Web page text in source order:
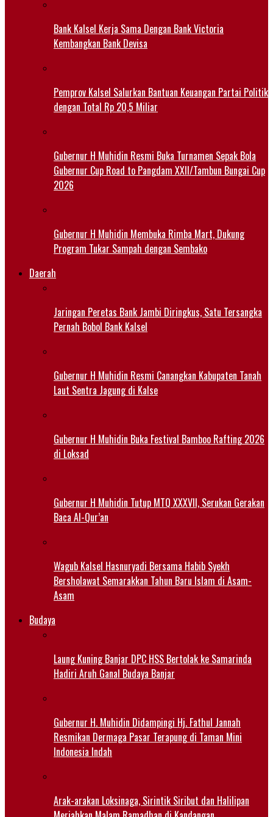
Bank Kalsel Kerja Sama Dengan Bank Victoria
Kembangkan Bank Devisa
Pemprov Kalsel Salurkan Bantuan Keuangan Partai Politik
dengan Total Rp 20,5 Miliar
Gubernur H Muhidin Resmi Buka Turnamen Sepak Bola
Gubernur Cup Road to Pangdam XXII/Tambun Bungai Cup
2026
Gubernur H Muhidin Membuka Rimba Mart, Dukung
Program Tukar Sampah dengan Sembako
Daerah
Jaringan Peretas Bank Jambi Diringkus, Satu Tersangka
Pernah Bobol Bank Kalsel
Gubernur H Muhidin Resmi Canangkan Kabupaten Tanah
Laut Sentra Jagung di Kalse
Gubernur H Muhidin Buka Festival Bamboo Rafting 2026
di Loksad
Gubernur H Muhidin Tutup MTQ XXXVII, Serukan Gerakan
Baca Al-Qur’an
Wagub Kalsel Hasnuryadi Bersama Habib Syekh
Bersholawat Semarakkan Tahun Baru Islam di Asam-
Asam
Budaya
Laung Kuning Banjar DPC HSS Bertolak ke Samarinda
Hadiri Aruh Ganal Budaya Banjar
Gubernur H. Muhidin Didampingi Hj. Fathul Jannah
Resmikan Dermaga Pasar Terapung di Taman Mini
Indonesia Indah
Arak-arakan Loksinaga, Sirintik Siribut dan Halilipan